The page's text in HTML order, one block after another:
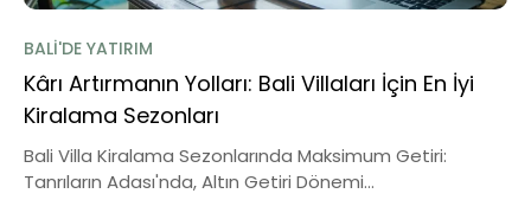
BALI'DE YATIRIM
Kârı Artırmanın Yolları: Bali Villaları İçin En İyi
Kiralama Sezonları
Bali Villa Kiralama Sezonlarında Maksimum Getiri:
Tanrıların Adası'nda, Altın Getiri Dönemi...